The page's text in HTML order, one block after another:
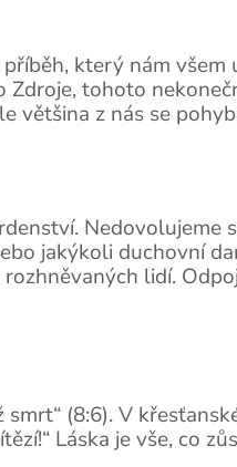
který nám všem
tohoto
většina z nás se
Nedovolujeme
jakýkoli duchovní
lidí.
(8:6). V
Láska je vše, co